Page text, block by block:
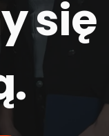
się
.